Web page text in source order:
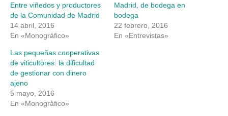
ventana
nueva)
ventana
nueva)
Entre viñedos y productores
de la Comunidad de Madrid
14 abril, 2016
En «Monográfico»
Madrid, de bodega en
bodega
22 febrero, 2016
En «Entrevistas»
Las pequeñas cooperativas
de viticultores: la dificultad
de gestionar con dinero
ajeno
5 mayo, 2016
En «Monográfico»